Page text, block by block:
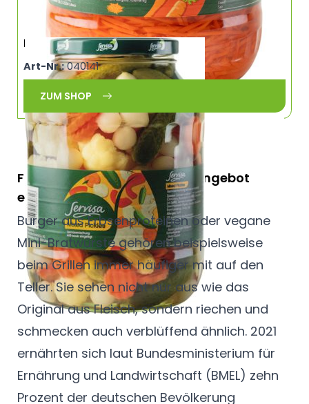
Mixed Pickles SERVISA 0246
Art-Nr.:040141
ZUM SHOP
Für mehr Abwechslung das Angebot
erweitern
Burger aus Erbsenproteinen oder vegane
Mini-Bratwürste gehören beispielsweise
beim Grillen immer häufiger mit auf den
Teller. Sie sehen nicht nur aus wie das
Original aus Fleisch, sondern riechen und
schmecken auch verblüffend ähnlich. 2021
ernährten sich laut Bundesministerium für
Ernährung und Landwirtschaft (BMEL) zehn
Prozent der deutschen Bevölkerung